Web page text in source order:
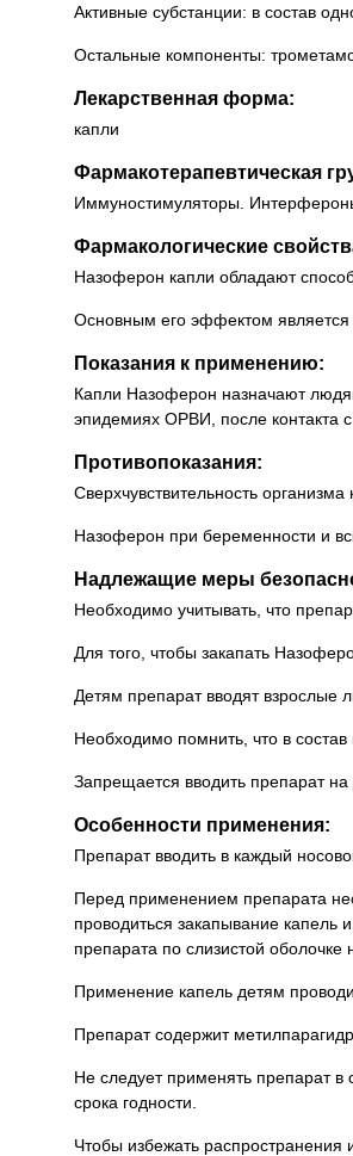
Активные субстанции: в состав
Остальные компоненты:
Лекарственная форма:
капли
Фармакотерапевтическая
Иммуностимуляторы.
Фармакологические
Назоферон капли обладают
Основным его эффектом является
Показания к применению:
Капли Назоферон назначают
эпидемиях ОРВИ, после контакта
Противопоказания:
Сверхчувствительность
Назоферон при беременности и
Надлежащие меры
Необходимо учитывать, что
Для того, чтобы закапать
Детям препарат вводят взрослые
Необходимо помнить, что в состав
Запрещается вводить препарат на
Особенности применения:
Препарат вводить в каждый
Перед применением препарата
проводиться закапывание капель
препарата по слизистой
Применение капель детям
Препарат содержит
Не следует применять препарат в
срока годности.
Чтобы избежать распространения